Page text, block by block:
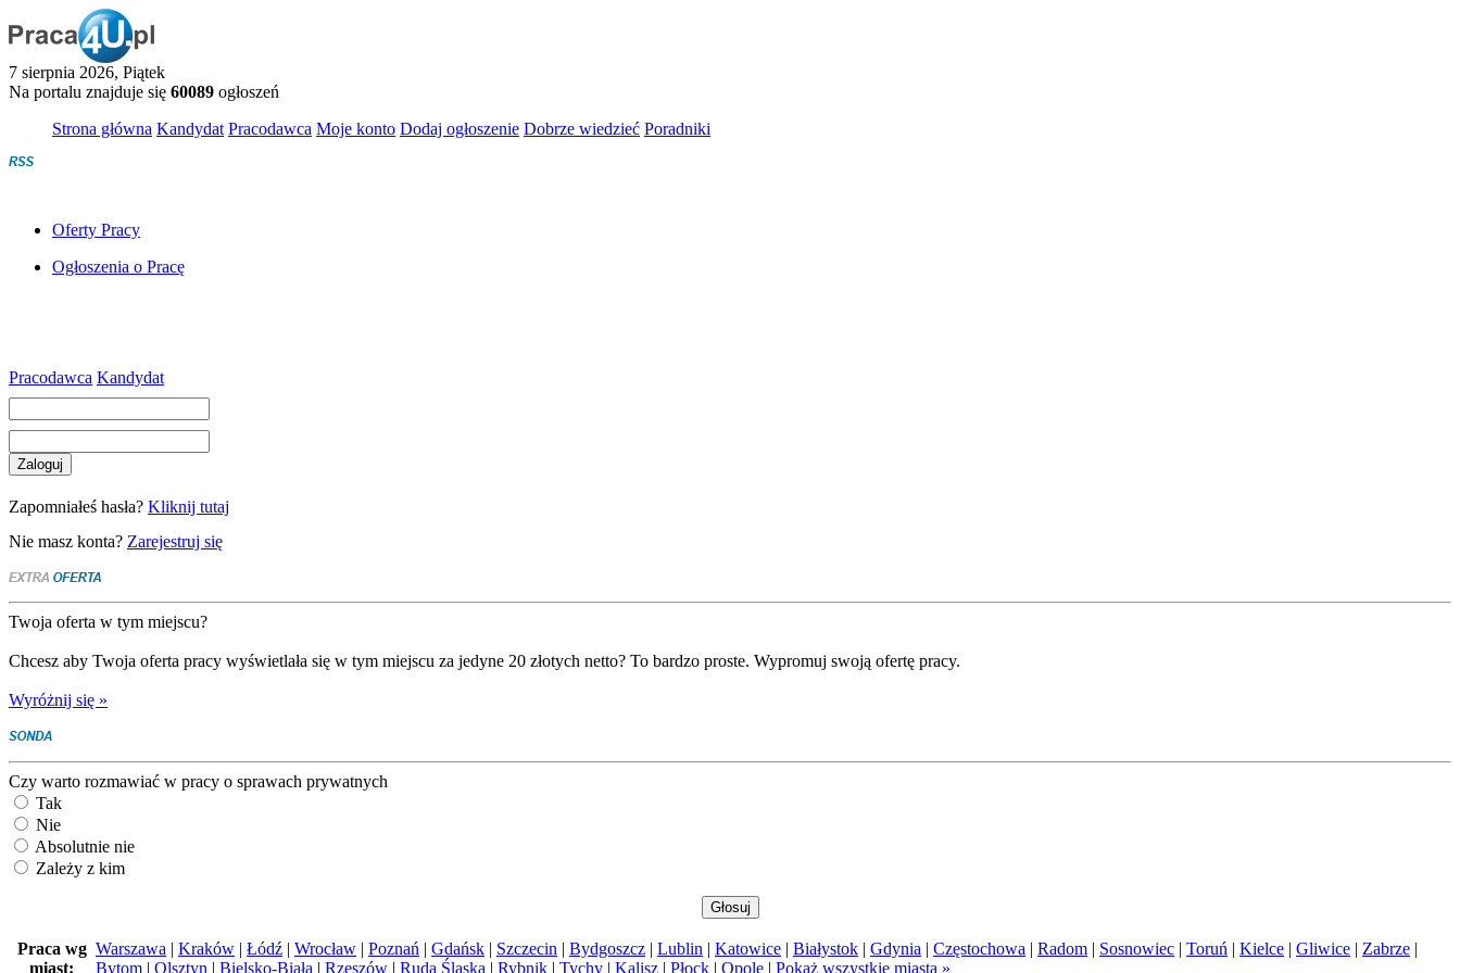
7 sierpnia 2026, Piątek
Na portalu znajduje się 60089 ogłoszeń
Strona główna Kandydat Pracodawca Moje konto Dodaj ogłoszenie Dobrze wiedzieć Poradniki
Oferty Pracy
Ogłoszenia o Pracę
Pracodawca Kandydat
Zapomniałeś hasła? Kliknij tutaj
Nie masz konta? Zarejestruj się
Twoja oferta w tym miejscu?
Chcesz aby Twoja oferta pracy wyświetlała się w tym miejscu za jedyne 20 złotych netto? To bardzo proste. Wypromuj swoją ofertę pracy.
Wyróżnij się »
Czy warto rozmawiać w pracy o sprawach prywatnych
Tak
Nie
Absolutnie nie
Zależy z kim
Praca wg
miast:
Warszawa | Kraków | Łódź | Wrocław | Poznań | Gdańsk | Szczecin | Bydgoszcz | Lublin | Katowice | Białystok | Gdynia | Częstochowa | Radom | Sosnowiec | Toruń | Kielce | Gliwice | Zabrze |
Bytom | Olsztyn | Bielsko-Biała | Rzeszów | Ruda Śląska | Rybnik | Tychy | Kalisz | Płock | Opole | Pokaż wszystkie miasta »